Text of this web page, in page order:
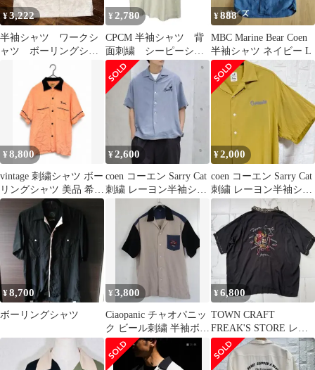
¥3,222
半袖シャツ ワークシ
ャツ ボーリングシャ
ツ 開襟シャツ
¥ 2,780
CPCM 半袖シャツ 背
面刺繍 シーピーシー
エム ボーリング
¥888
MBC Marine Bear Coen
半袖シャツ ネイビー L
¥8,800
vintage 刺繍シャツ ボー
リングシャツ 美品 希少
デザイン
¥2,600
coen コーエン Sarry Cat
刺繍 レーヨン半袖シャ
ツ ボーリングシャツ
¥2,000
coen コーエン Sarry Cat
刺繍 レーヨン半袖シャ
ツ ボーリングシャツ
¥8,700
ボーリングシャツ
¥3,800
Ciaopanic チャオパニッ
ク ビール刺繍 半袖ボー
リングシャツ M
¥6,800
TOWN CRAFT
FREAK'S STORE レー
ヨン ボーリングシャツ